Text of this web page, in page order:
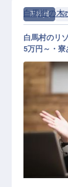
正社員
副支配人
白馬樅の木
白馬村のリ
5万円～・寮